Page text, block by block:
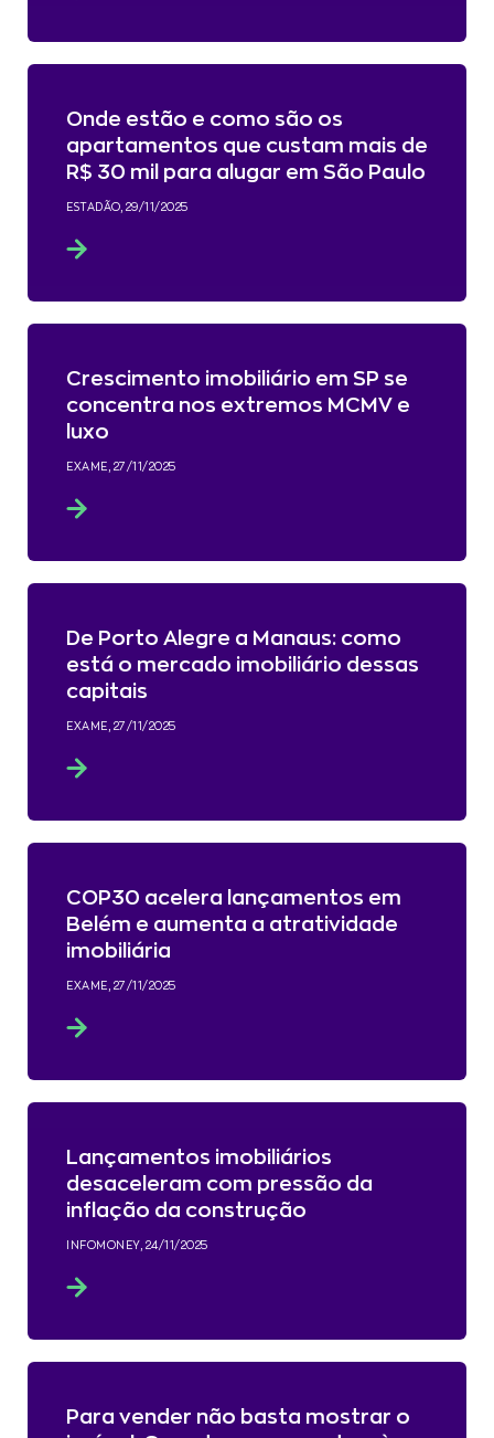
Onde estão e como são os
apartamentos que custam mais de
R$ 30 mil para alugar em São Paulo
ESTADÃO, 29/11/2025
Crescimento imobiliário em SP se
concentra nos extremos MCMV e
luxo
EXAME, 27/11/2025
De Porto Alegre a Manaus: como
está o mercado imobiliário dessas
capitais
EXAME, 27/11/2025
COP30 acelera lançamentos em
Belém e aumenta a atratividade
imobiliária
EXAME, 27/11/2025
Lançamentos imobiliários
desaceleram com pressão da
inflação da construção
INFOMONEY, 24/11/2025
Para vender não basta mostrar o